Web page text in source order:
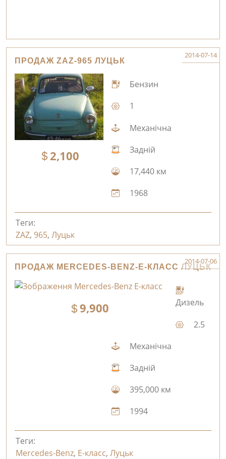
ПРОДАЖ ZAZ-965 ЛУЦЬК
2014-07-14
2,100
Бензин
1
Механічна
Задній
17,440 км
1968
Теги:
ZAZ, 965, Луцьк
ПРОДАЖ MERCEDES-BENZ-E-КЛАСС ЛУЦЬК
2014-07-06
9,900
Дизель
2.5
Механічна
Задній
395,000 км
1994
Теги:
Mercedes-Benz, E-класс, Луцьк